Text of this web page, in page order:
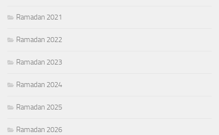
Ramadan 2021
Ramadan 2022
Ramadan 2023
Ramadan 2024
Ramadan 2025
Ramadan 2026